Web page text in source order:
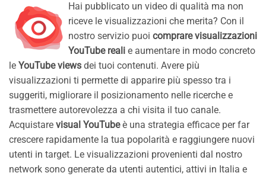
Hai pubblicato un video di qualità ma non
riceve le visualizzazioni che merita? Con il
nostro servizio puoi comprare visualizzazioni
YouTube reali e aumentare in modo concreto
le YouTube views dei tuoi contenuti. Avere più
visualizzazioni ti permette di apparire più spesso tra i
suggeriti, migliorare il posizionamento nelle ricerche e
trasmettere autorevolezza a chi visita il tuo canale.
Acquistare visual YouTubeè una strategia efficace per far
crescere rapidamente la tua popolarità e raggiungere nuovi
utenti in target. Le visualizzazioni provenienti dal nostro
network sono generate da utenti autentici, attivi in Italia e